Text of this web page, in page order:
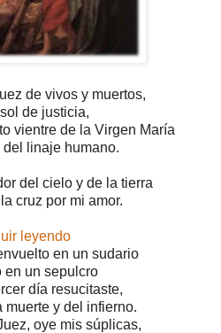
de vivos y muertos,
de justicia,
vientre de la Virgen María
del linaje humano.
del cielo y de la tierra
cruz por mi amor.
leyendo
en un sudario
en un sepulcro
día resucitaste,
muerte y del infierno.
oye mis súplicas,